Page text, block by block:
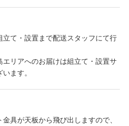
立て・設置まで配送スタッフにて行
リアへのお届けは組立て・設置サ
ます。
具が天板から飛び出しますので、